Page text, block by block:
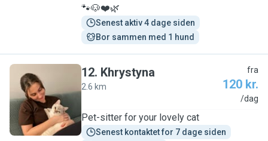
🐾🐶❤️🌿
Senest aktiv 4 dage siden
Bor sammen med 1 hund
K
12. Khrystyna
2.6 km
fra
120 kr.
/dag
Pet-sitter for your lovely cat
Senest kontaktet for 7 dage siden